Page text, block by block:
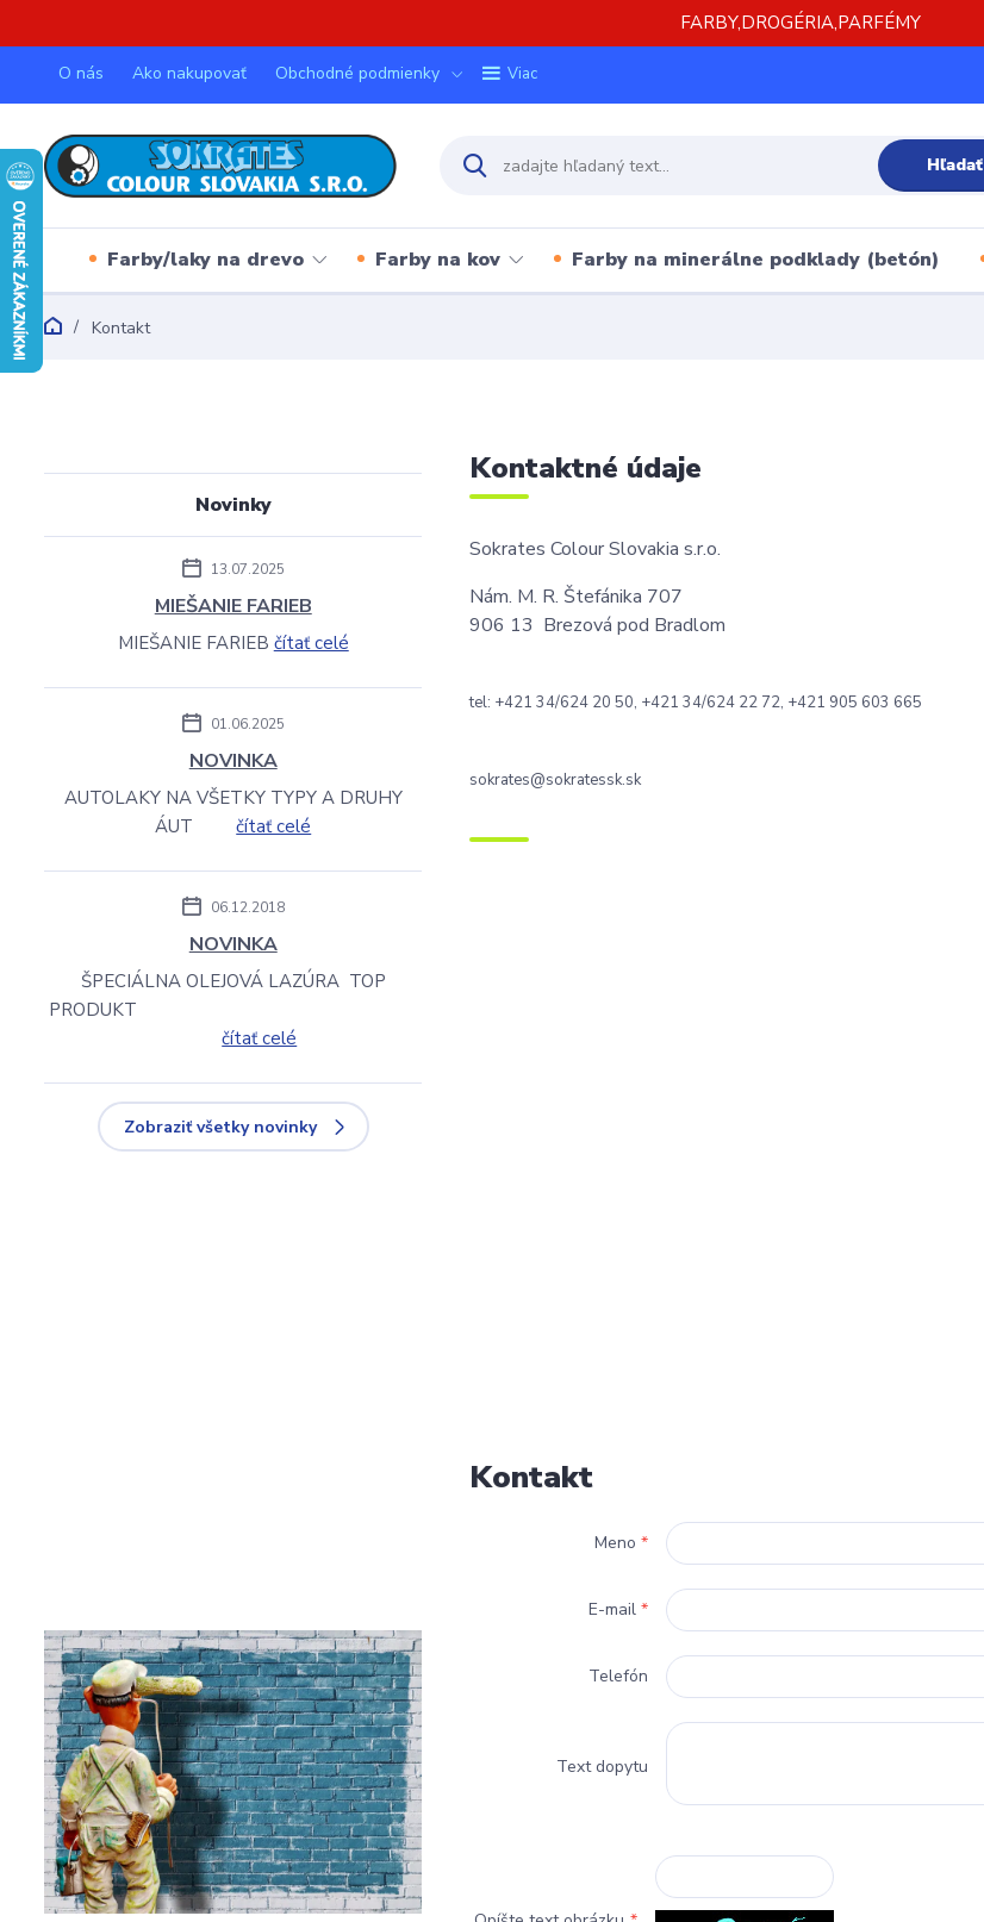
FARBY,DROGÉRIA,PARFÉMY
O nás Ako nakupovať Obchodné podmienky Viac
Hľadať
Farby/laky na drevo Farby na kov Farby na minerálne podklady (betón)
Kontakt
Novinky
13.07.2025
MIEŠANIE FARIEB
MIEŠANIE FARIEB čítať celé
01.06.2025
NOVINKA
AUTOLAKY NA VŠETKY TYPY A DRUHY
ÁUTčítať celé
06.12.2018
NOVINKA
ŠPECIÁLNA OLEJOVÁ LAZÚRA TOP
PRODUKT
čítať celé
Zobraziť všetky novinky
Kontaktné údaje
Sokrates Colour Slovakia s.r.o.
Nám. M. R. Štefánika 707
906 13 Brezová pod Bradlom
tel: +421 34/624 20 50, +421 34/624 22 72, +421 905 603 665
sokrates@sokratessk.sk
Kontakt
Meno*
E-mail*
Telefón
Text dopytu